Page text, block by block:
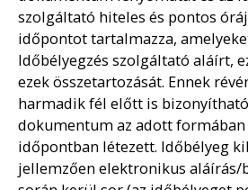
szolgáltató hiteles és pontos
időpontot tartalmazza,
Időbélyegzés szolgáltató aláírt,
ezek összetartozását. Ennek
harmadik fél előtt is
dokumentum az adott
időpontban létezett. Időbélyeg
jellemzően elektronikus aláírás/